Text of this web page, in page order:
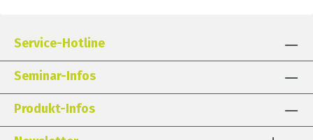
Service-Hotline
Seminar-Infos
Produkt-Infos